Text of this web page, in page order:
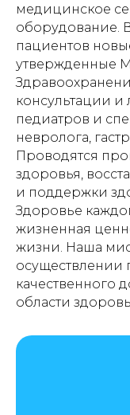
медицинское
оборудование.
пациентов
утвержденные
консультации и
педиатров и
невролога,
Проводятся
здоровья,
и поддержки
Здоровье
жизненная
жизни. Наша
осуществлении
качественного
области